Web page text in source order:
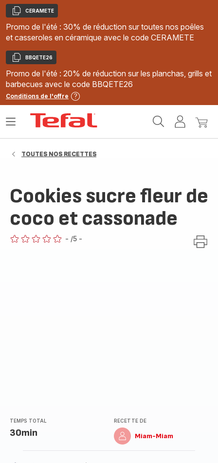
Copier
CERAMETE
Promo de l'été : 30% de réduction sur toutes nos poêles
et casseroles en céramique avec le code CERAMETE
Copier
BBQETE26
Promo de l'été : 20% de réduction sur les planchas, grills et
barbecues avec le code BBQETE26
Conditions de l'offre
MonMon
Ouvrir
TOUTES NOS RECETTES
Cookies sucre fleur de
coco et cassonade
- /5 -
TEMPS TOTAL
30min
RECETTE DE
Miam-Miam